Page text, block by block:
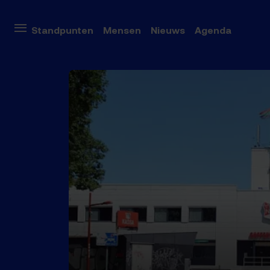
Standpunten Mensen Nieuws Agenda